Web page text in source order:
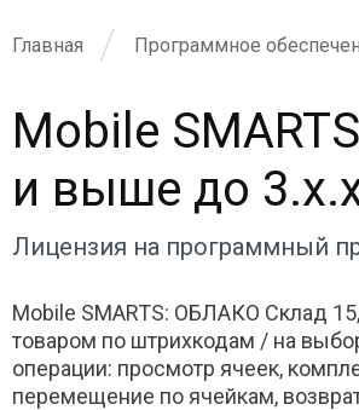
Главная Программное
Mobile
и выше до
Лицензия на программный
Mobile SMARTS: ОБЛАКО Склад
товаром по штрихкодам / на
операции: просмотр ячеек,
перемещение по ячейкам,